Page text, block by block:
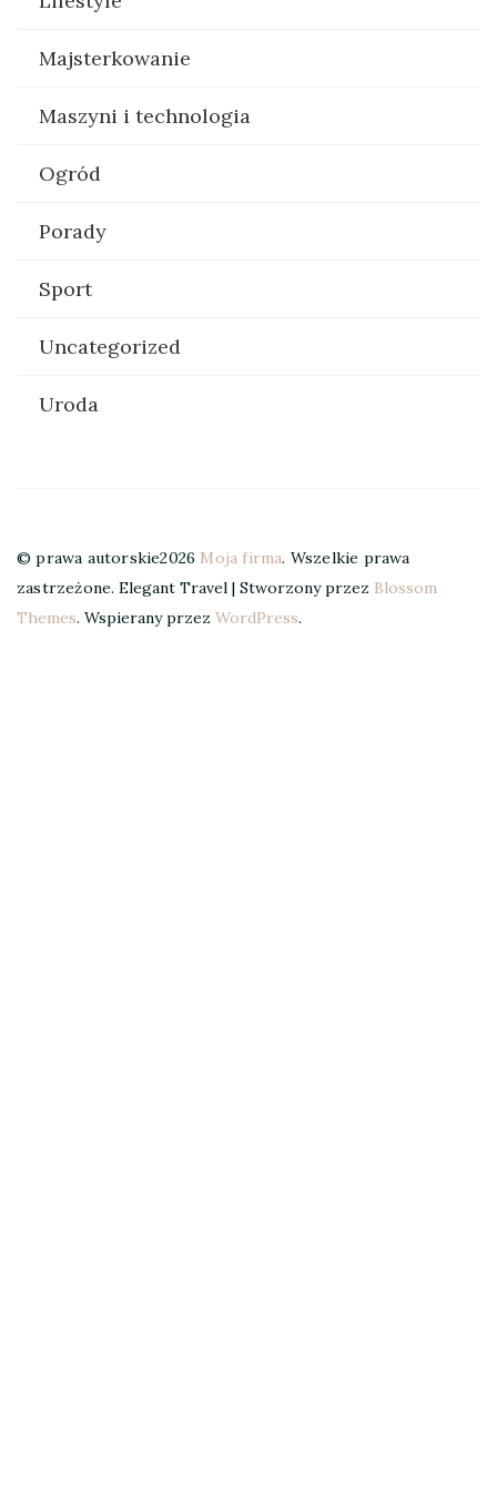
Majsterkowanie
Maszyni i technologia
Ogród
Porady
Sport
Uncategorized
Uroda
© prawa autorskie2026 Moja firma. Wszelkie prawa
zastrzeżone. Elegant Travel | Stworzony przez Blossom
Themes. Wspierany przez WordPress.